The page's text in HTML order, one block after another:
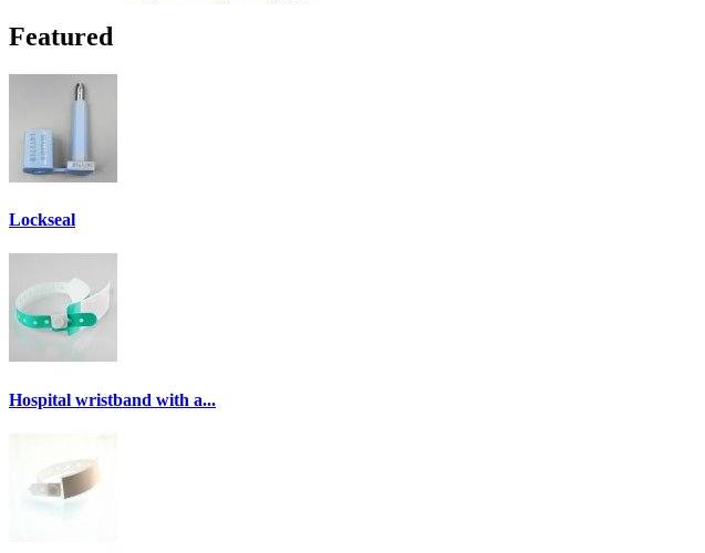
Featured
Lockseal
Hospital wristband with a...